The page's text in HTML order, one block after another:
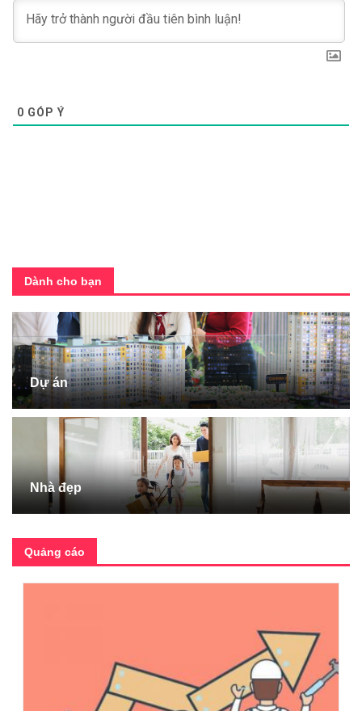
0 GÓP Ý
Dành cho bạn
Dự án
Nhà đẹp
Quảng cáo